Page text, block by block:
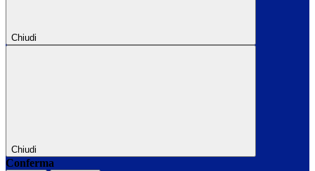
Chiudi
Chiudi
Conferma